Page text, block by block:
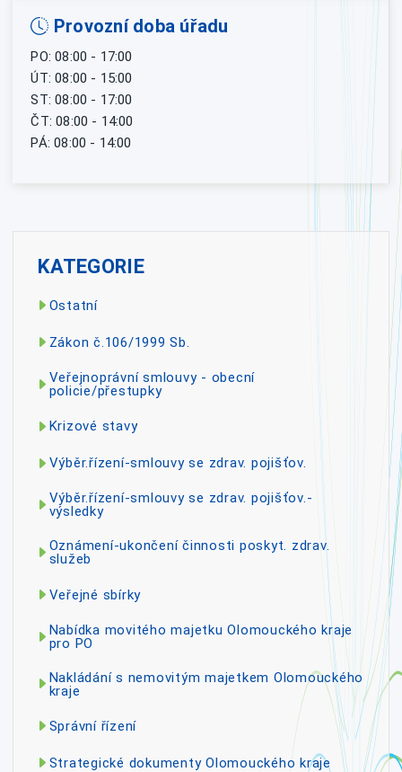
Provozní doba úřadu
PO: 08:00 - 17:00
ÚT: 08:00 - 15:00
ST: 08:00 - 17:00
ČT: 08:00 - 14:00
PÁ: 08:00 - 14:00
KATEGORIE
Ostatní
Zákon č.106/1999 Sb.
Veřejnoprávní smlouvy - obecní
policie/přestupky
Krizové stavy
Výběr.řízení-smlouvy se zdrav. pojišťov.
Výběr.řízení-smlouvy se zdrav. pojišťov.-
výsledky
Oznámení-ukončení činnosti poskyt. zdrav.
služeb
Veřejné sbírky
Nabídka movitého majetku Olomouckého kraje
pro PO
Nakládání s nemovitým majetkem Olomouckého
kraje
Správní řízení
Strategické dokumenty Olomouckého kraje